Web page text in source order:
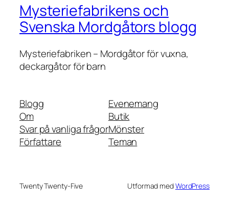
Mysteriefabrikens och
Svenska Mordgåtors blogg
Mysteriefabriken – Mordgåtor för vuxna,
deckargåtor för barn
Blogg
Om
Svar på vanliga frågor
Författare
Evenemang
Butik
Mönster
Teman
Twenty Twenty-Five Utformad medWordPress